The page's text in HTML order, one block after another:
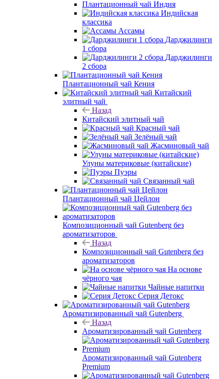
Плантационный чай Индия
Индийская
классика
Ассамы
Дарджилинги
1 сбора
Дарджилинги
2 сбора
Плантационный чай Кения
Китайский
элитный чай
Назад
Китайский элитный чай
Красный чай
Зелёный чай
Жасминовый чай
Улуны материковые (китайские)
Пуэры
Связанный чай
Плантационный чай Цейлон
Композиционный чай Gutenberg без
ароматизаторов
Назад
Композиционный чай Gutenberg без
ароматизаторов
На основе
чёрного чая
Чайные напитки
Серия Детокс
Ароматизированный чай Gutenberg
Назад
Ароматизированный чай Gutenberg
Ароматизированный чай Gutenberg
Premium